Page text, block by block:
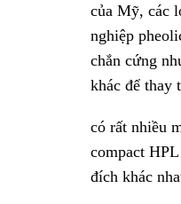
của Mỹ, các
nghiệp
chắn cứng
khác để thay
có rất nhiều
compact
đích khác